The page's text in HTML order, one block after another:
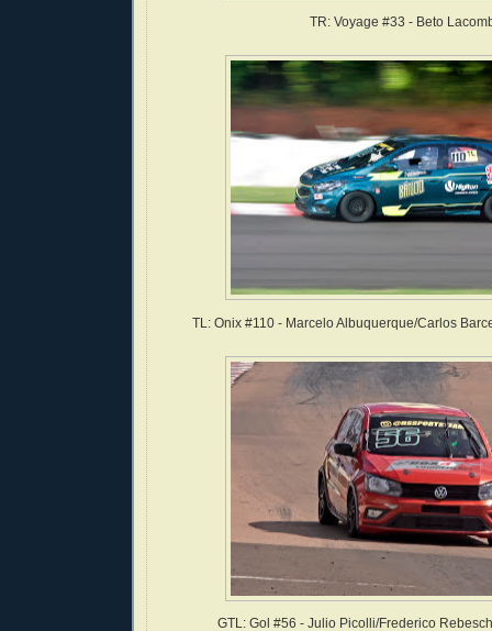
TR: Voyage #33 - Beto
TL: Onix #110 - Marcelo Albuquerque/Carlos
GTL: Gol #56 - Julio Picolli/Frederico